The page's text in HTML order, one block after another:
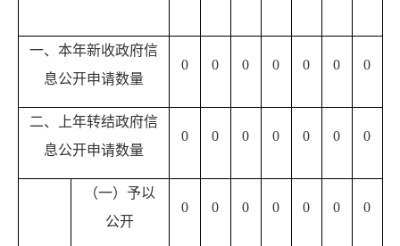
一、本年新收政府信
息公开申请数量
0 0 0 0 0 0 0
二、上年转结政府信
息公开申请数量
0 0 0 0 0 0 0
（一）予以
公开
0 0 0 0 0 0 0